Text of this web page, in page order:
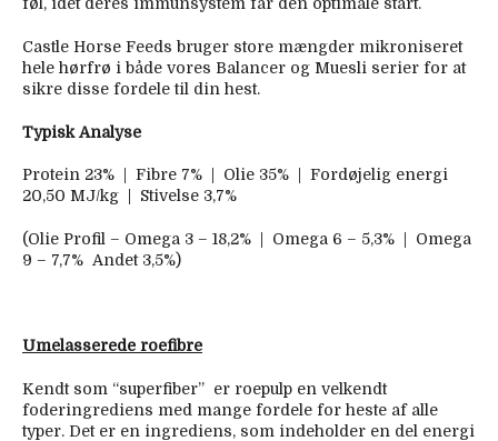
føl, idet deres immunsystem får den optimale start.
Castle Horse Feeds bruger store mængder mikroniseret
hele hørfrø i både vores Balancer og Muesli serier for at
sikre disse fordele til din hest.
Typisk Analyse
Protein 23% | Fibre 7% | Olie 35% | Fordøjelig energi
20,50 MJ/kg | Stivelse 3,7%
(Olie Profil – Omega 3 – 18,2% | Omega 6 – 5,3% | Omega
9 – 7,7% Andet 3,5%)
Umelasserede roefibre
Kendt som “superfiber” er roepulp en velkendt
foderingrediens med mange fordele for heste af alle
typer. Det er en ingrediens, som indeholder en del energi